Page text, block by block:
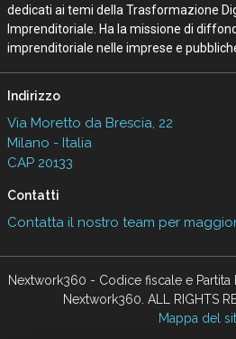
dedicati ai temi della Trasformazione
Imprenditoriale. Ha la missione di
imprenditoriale nelle imprese e
Indirizzo
Via Moretto da Brescia, 22
Milano - Italia
CAP 20133
Contatti
Contatta il nostro team per
Nextwork360 - Codice fiscale e
Nextwork360. ALL RIGHTS
Mappa del